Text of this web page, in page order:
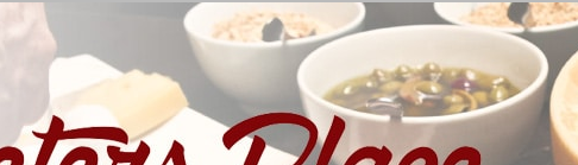
Place